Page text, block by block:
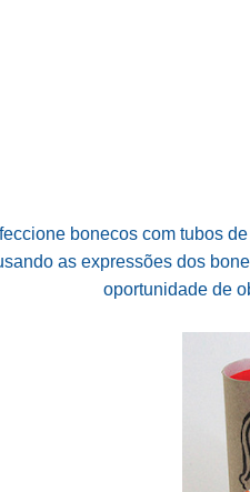
bonecos com tubos
as expressões dos
oportunidade de